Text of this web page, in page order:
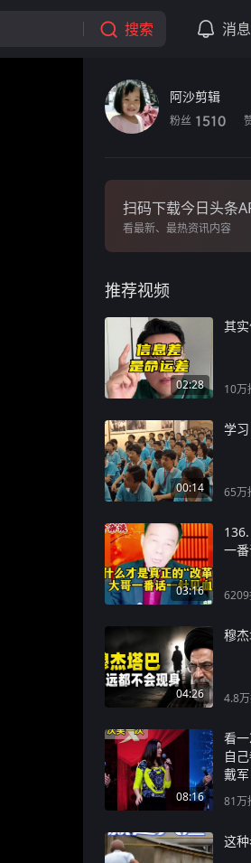
搜索 消息
阿沙剪辑
粉丝 1510
扫码下载今日头条
看最新、最热资讯内容
推荐视频
02:28
其
10万
00:14
学习
65万
03:16
一
6209
04:26
穆杰
4.8万
08:16
看
自
戴军
81万
这